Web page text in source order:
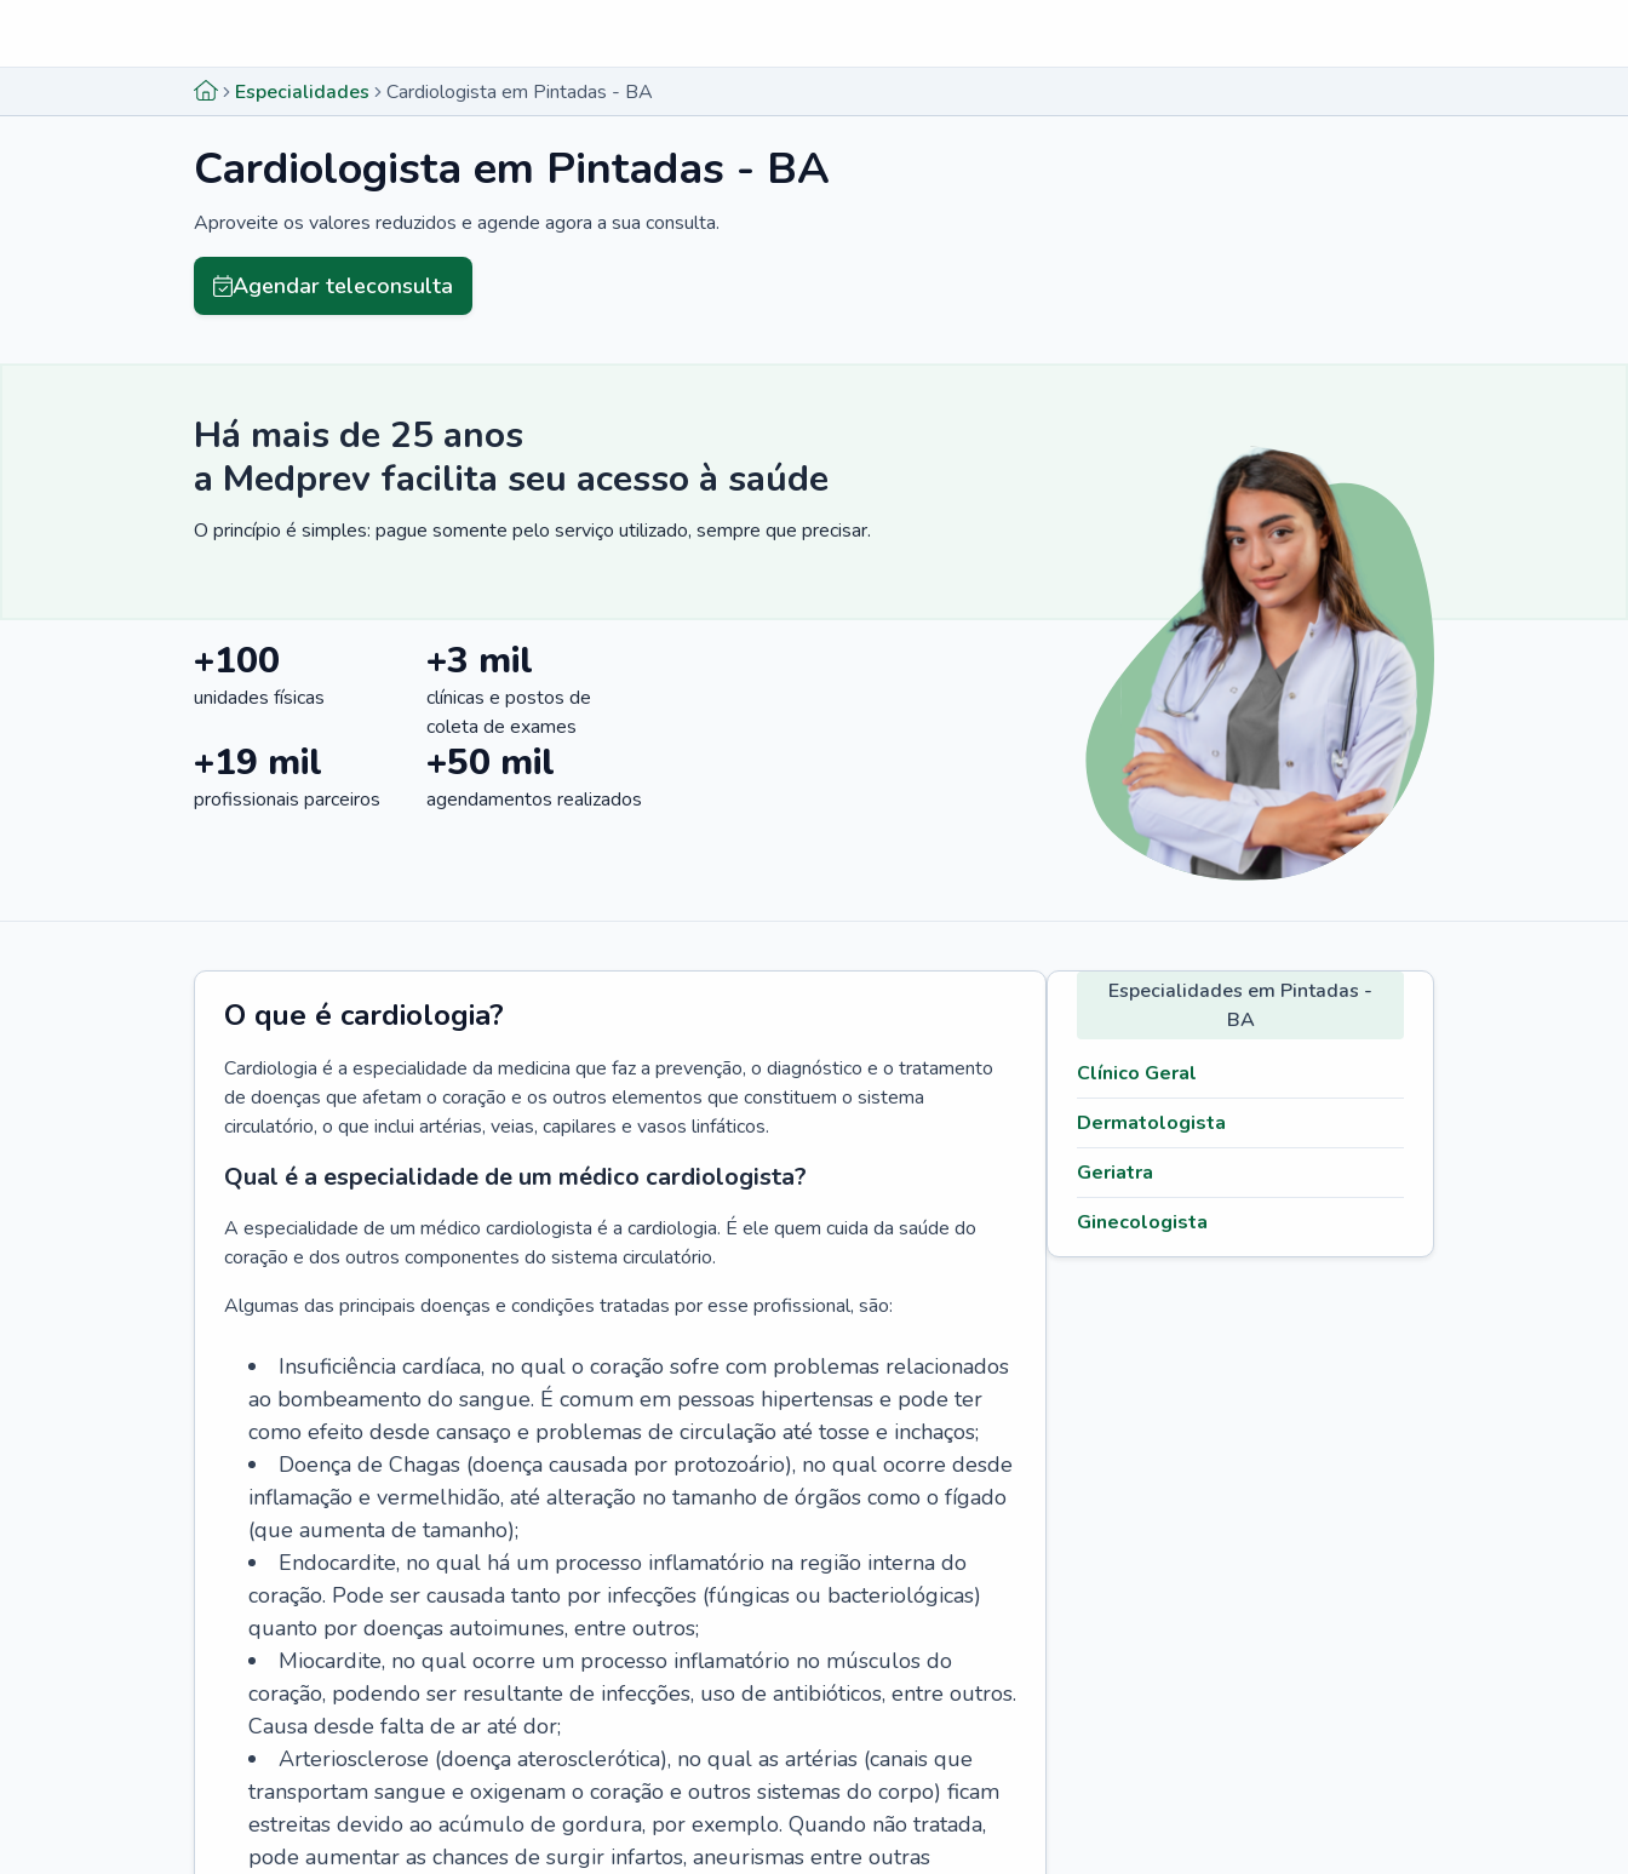
Especialidades Cardiologista em Pintadas - BA
Cardiologista em Pintadas - BA
Aproveite os valores reduzidos e agende agora a sua consulta.
Agendar teleconsulta
Há mais de 25 anos
a Medprev facilita seu acesso à saúde
O princípio é simples: pague somente pelo serviço utilizado, sempre que precisar.
+100
unidades físicas
+3 mil
clínicas e postos de
coleta de exames
+19 mil
profissionais parceiros
+50 mil
agendamentos realizados
O que é cardiologia?
Cardiologia é a especialidade da medicina que faz a prevenção, o diagnóstico e o tratamento
de doenças que afetam o coração e os outros elementos que constituem o sistema
circulatório, o que inclui artérias, veias, capilares e vasos linfáticos.
Qual é a especialidade de um médico cardiologista?
A especialidade de um médico cardiologista é a cardiologia. É ele quem cuida da saúde do
coração e dos outros componentes do sistema circulatório.
Algumas das principais doenças e condições tratadas por esse profissional, são:
Insuficiência cardíaca, no qual o coração sofre com problemas relacionados
ao bombeamento do sangue. É comum em pessoas hipertensas e pode ter
como efeito desde cansaço e problemas de circulação até tosse e inchaços;
Doença de Chagas (doença causada por protozoário), no qual ocorre desde
inflamação e vermelhidão, até alteração no tamanho de órgãos como o fígado
(que aumenta de tamanho);
Endocardite, no qual há um processo inflamatório na região interna do
coração. Pode ser causada tanto por infecções (fúngicas ou bacteriológicas)
quanto por doenças autoimunes, entre outros;
Miocardite, no qual ocorre um processo inflamatório no músculos do
coração, podendo ser resultante de infecções, uso de antibióticos, entre outros.
Causa desde falta de ar até dor;
Arteriosclerose (doença aterosclerótica), no qual as artérias (canais que
transportam sangue e oxigenam o coração e outros sistemas do corpo) ficam
estreitas devido ao acúmulo de gordura, por exemplo. Quando não tratada,
pode aumentar as chances de surgir infartos, aneurismas entre outras
Especialidades em Pintadas -
BA
Clínico Geral
Dermatologista
Geriatra
Ginecologista